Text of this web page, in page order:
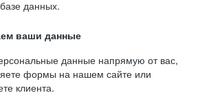
данных.
ваши данные
данные напрямую от вас,
формы на нашем сайте или
клиента.